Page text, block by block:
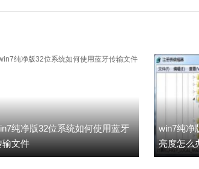
纯净版32位系统如何使用蓝牙
输文件
win7纯净
亮度怎么